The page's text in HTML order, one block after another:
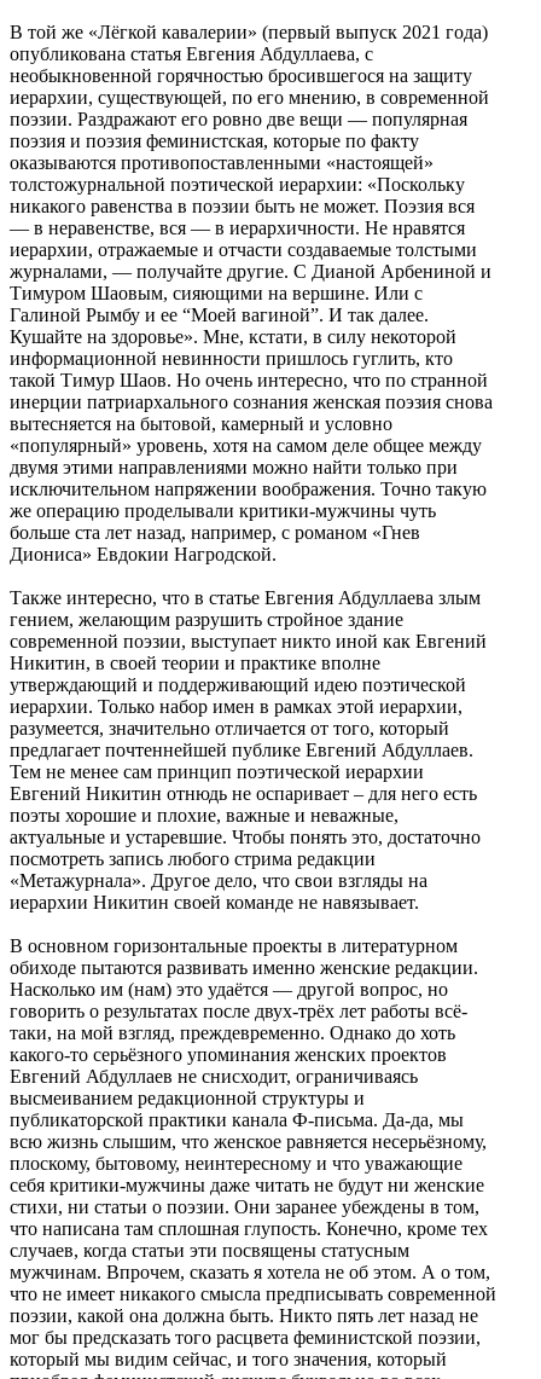
В той же «Лёгкой кавалерии» (первый выпуск 2021 года)
опубликована статья Евгения Абдуллаева, с
необыкновенной горячностью бросившегося на защиту
иерархии, существующей, по его мнению, в современной
поэзии. Раздражают его ровно две вещи — популярная
поэзия и поэзия феминистская, которые по факту
оказываются противопоставленными «настоящей»
толстожурнальной поэтической иерархии: «Поскольку
никакого равенства в поэзии быть не может. Поэзия вся
— в неравенстве, вся — в иерархичности. Не нравятся
иерархии, отражаемые и отчасти создаваемые толстыми
журналами, — получайте другие. С Дианой Арбениной и
Тимуром Шаовым, сияющими на вершине. Или с
Галиной Рымбу и ее “Моей вагиной”. И так далее.
Кушайте на здоровье». Мне, кстати, в силу некоторой
информационной невинности пришлось гуглить, кто
такой Тимур Шаов. Но очень интересно, что по странной
инерции патриархального сознания женская поэзия снова
вытесняется на бытовой, камерный и условно
«популярный» уровень, хотя на самом деле общее между
двумя этими направлениями можно найти только при
исключительном напряжении воображения. Точно такую
же операцию проделывали критики-мужчины чуть
больше ста лет назад, например, с романом «Гнев
Диониса» Евдокии Нагродской.
Также интересно, что в статье Евгения Абдуллаева злым
гением, желающим разрушить стройное здание
современной поэзии, выступает никто иной как Евгений
Никитин, в своей теории и практике вполне
утверждающий и поддерживающий идею поэтической
иерархии. Только набор имен в рамках этой иерархии,
разумеется, значительно отличается от того, который
предлагает почтеннейшей публике Евгений Абдуллаев.
Тем не менее сам принцип поэтической иерархии
Евгений Никитин отнюдь не оспаривает – для него есть
поэты хорошие и плохие, важные и неважные,
актуальные и устаревшие. Чтобы понять это, достаточно
посмотреть запись любого стрима редакции
«Метажурнала». Другое дело, что свои взгляды на
иерархии Никитин своей команде не навязывает.
В основном горизонтальные проекты в литературном
обиходе пытаются развивать именно женские редакции.
Насколько им (нам) это удаётся — другой вопрос, но
говорить о результатах после двух-трёх лет работы всё-
таки, на мой взгляд, преждевременно. Однако до хоть
какого-то серьёзного упоминания женских проектов
Евгений Абдуллаев не снисходит, ограничиваясь
высмеиванием редакционной структуры и
публикаторской практики канала Ф-письма. Да-да, мы
всю жизнь слышим, что женское равняется несерьёзному,
плоскому, бытовому, неинтересному и что уважающие
себя критики-мужчины даже читать не будут ни женские
стихи, ни статьи о поэзии. Они заранее убеждены в том,
что написана там сплошная глупость. Конечно, кроме тех
случаев, когда статьи эти посвящены статусным
мужчинам. Впрочем, сказать я хотела не об этом. А о том,
что не имеет никакого смысла предписывать современной
поэзии, какой она должна быть. Никто пять лет назад не
мог бы предсказать того расцвета феминистской поэзии,
который мы видим сейчас, и того значения, который